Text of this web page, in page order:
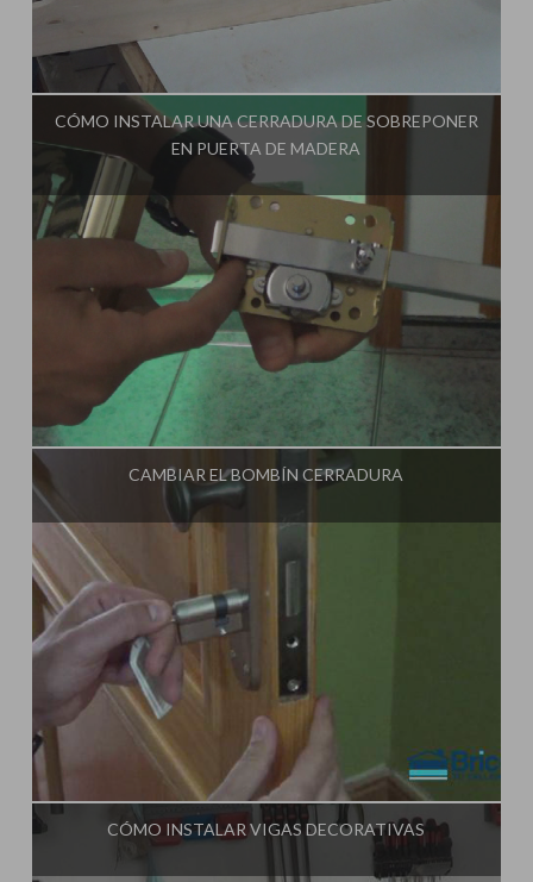
Influencer:
CÓMO INSTALAR UNA CERRADURA DE SOBREPONER
EN PUERTA DE MADERA
Influencer: Tu Taller de Bricolaje
CAMBIAR EL BOMBÍN CERRADURA
Influencer:Tu Taller de Bricolaje
CÓMO INSTALAR VIGAS DECORATIVAS